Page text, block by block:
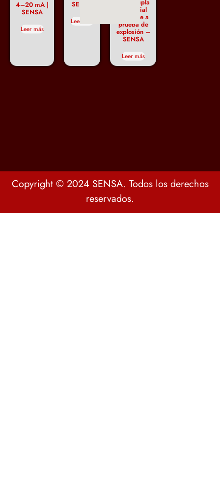
4–20 mA |
SENSA
Leer más
SENSA
Leer más
Termocupla
industrial
cabezote a
prueba de
explosión –
SENSA
Leer más
Copyright © 2024 SENSA. Todos los derechos
reservados.